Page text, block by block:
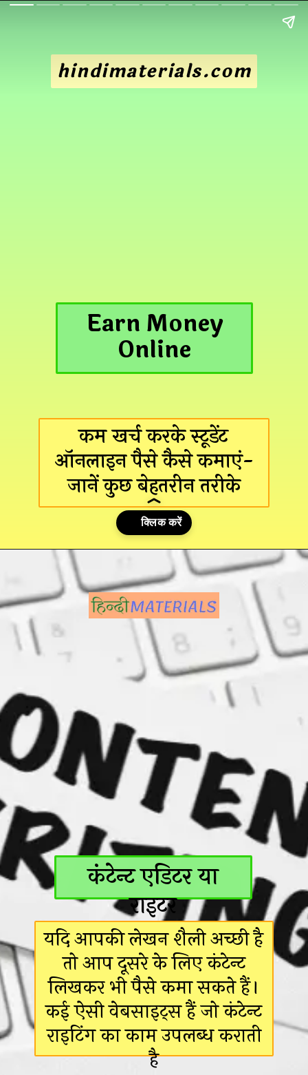
Earn Money
Online
कम खर्च करके स्टूडेंट
ऑनलाइन पैसे कैसे कमाएं-
जानें कुछ बेहतरीन तरीके
hindimaterials.com
Opening
कंटेन्ट एडिटर या
राइटर
यदि आपकी लेखन शैली अच्छी है
तो आप दूसरे के लिए कंटेन्ट
लिखकर भी पैसे कमा सकते हैं।
कई ऐसी वेबसाइट्स हैं जो कंटेन्ट
राइटिंग का काम उपलब्ध कराती
है